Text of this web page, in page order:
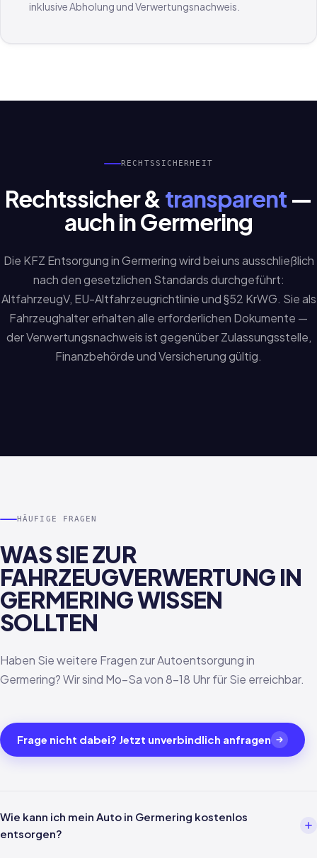
inklusive Abholung und Verwertungsnachweis.
RECHTSSICHERHEIT
Rechtssicher & transparent—
auch in Germering
Die KFZ Entsorgung in Germering wird bei uns ausschließlich
nach den gesetzlichen Standards durchgeführt:
AltfahrzeugV, EU-Altfahrzeugrichtlinie und §52 KrWG. Sie als
Fahrzeughalter erhalten alle erforderlichen Dokumente —
der Verwertungsnachweis ist gegenüber Zulassungsstelle,
Finanzbehörde und Versicherung gültig.
HÄUFIGE FRAGEN
WAS SIE ZUR
FAHRZEUGVERWERTUNG IN
GERMERING WISSEN
SOLLTEN
Haben Sie weitere Fragen zur Autoentsorgung in
Germering? Wir sind Mo–Sa von 8–18 Uhr für Sie erreichbar.
Frage nicht dabei? Jetzt unverbindlich anfragen
Wie kann ich mein Auto in Germering kostenlos
entsorgen?